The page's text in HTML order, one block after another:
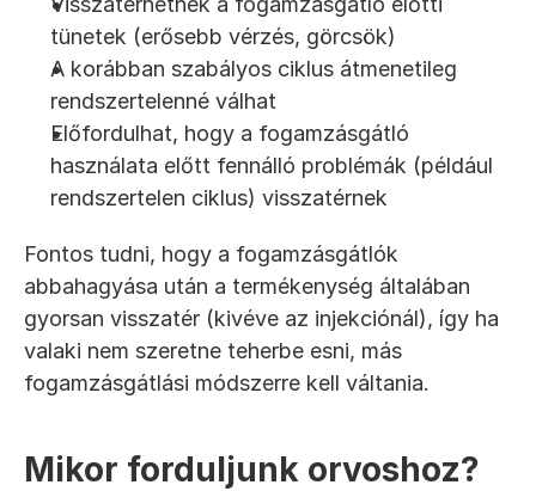
tünetek (erősebb vérzés, görcsök)
A korábban szabályos ciklus átmenetileg
rendszertelenné válhat
Előfordulhat, hogy a fogamzásgátló
használata előtt fennálló problémák (például
rendszertelen ciklus) visszatérnek
Fontos tudni, hogy a fogamzásgátlók
abbahagyása után a termékenység általában
gyorsan visszatér (kivéve az injekciónál), így ha
valaki nem szeretne teherbe esni, más
fogamzásgátlási módszerre kell váltania.
Mikor forduljunk orvoshoz?